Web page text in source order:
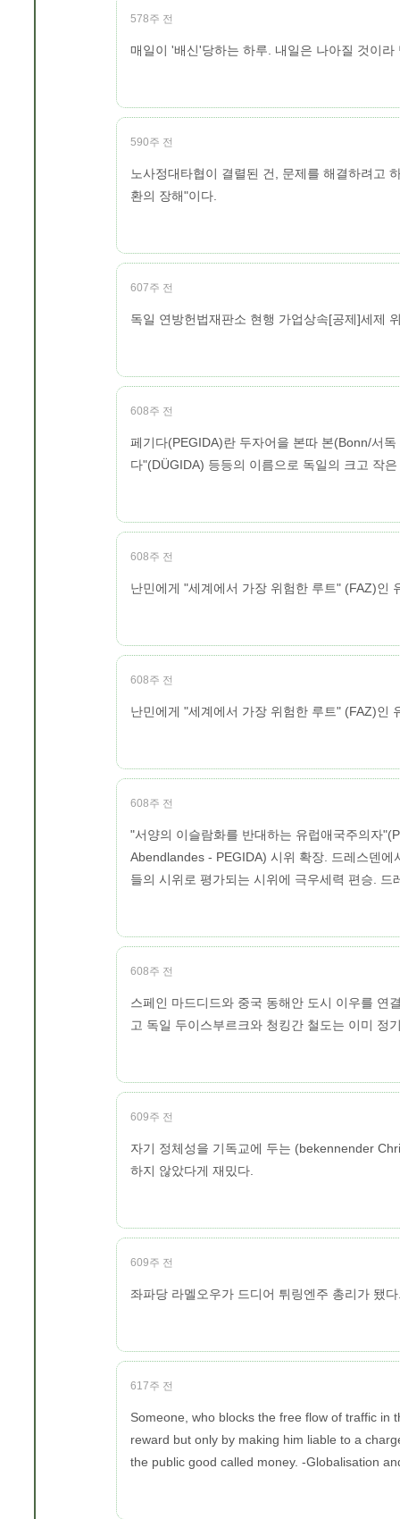
578주 전
매일이 '배신'당하는 하루. 내일은 나아질 것이라
590주 전
노사정대타협이 결렬된 건, 문제를 해결하려고
환의 장해"이다.
607주 전
독일 연방헌법재판소 현행 가업상속[공제]세제
608주 전
페기다(PEGIDA)란 두자어을 본따 본(Bonn/서
다"(DÜGIDA) 등등의 이름으로 독일의 크고 작
608주 전
난민에게 "세계에서 가장 위험한 루트" (FAZ)인
608주 전
난민에게 "세계에서 가장 위험한 루트" (FAZ)인
608주 전
"서양의 이슬람화를 반대하는 유럽애국주의자
Abendlandes - PEGIDA) 시위 확장. 드레스덴
들의 시위로 평가되는 시위에 극우세력 편승. 드
608주 전
스페인 마드디드와 중국 동해안 도시 이우를 연
고 독일 두이스부르크와 청킹간 철도는 이미 정
609주 전
자기 정체성을 기독교에 두는 (bekennender
하지 않았다게 재밌다.
609주 전
좌파당 라멜오우가 드디어 튀링엔주 총리가 됐
617주 전
Someone, who blocks the free flow of traffic in
reward but only by making him liable to a
the public good called money. -Globalisation